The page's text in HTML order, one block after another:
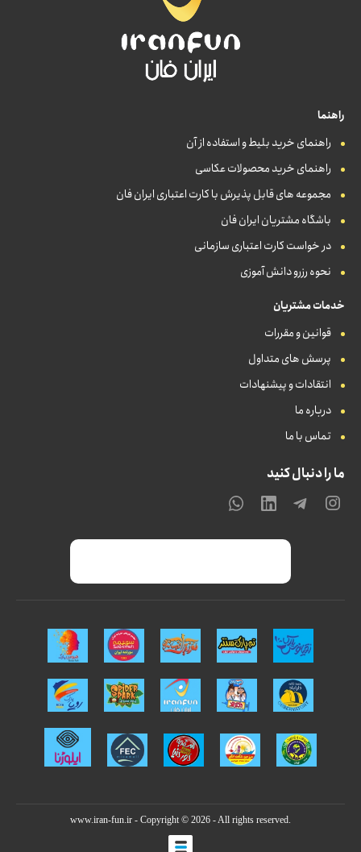
راهنما
راهنمای خرید بلیط و استفاده از آن
راهنمای خرید محصولات عکاسی
مجموعه های قابل پذیرش با کارت اعتباری ایران فان
باشگاه مشتریان ایران فان
در خواست کارت اعتباری سازمانی
نحوه رزرو دانش آموزی
خدمات مشتریان
قوانین و مقررات
پرسش های متداول
انتقادات و پیشنهادات
درباره ما
تماس با ما
ما را دنبال کنید
www.iran-fun.ir - Copyright © 2026 - All rights reserved.